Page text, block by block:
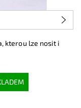
kterou lze nosit i